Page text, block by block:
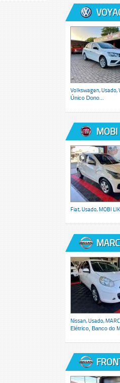
Volkswagen, Usado,
Único Dono...
MOBI
Fiat, Usado, MOBI
Nissan, Usado,
Elétrico, Banco do